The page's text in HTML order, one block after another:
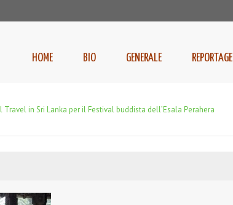
HOME BIO GENERALE REPORTAGE
in Sri Lanka per il Festival buddista dell’Esala Perahera